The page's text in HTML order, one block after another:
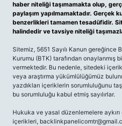
haber niteliği taşımamakta olup,
paylaşım yapılmamaktadır. Gerçek
benzerlikleri tamamen tesadüfidir.
halindedir ve tavsiye niteliği
Sitemiz, 5651 Sayılı Kanun gereğince
Kurumu (BTK) tarafından onaylanmış
vermektedir. Bu nedenle, sitedeki
veya araştırma yükümlülüğümüz
yazdıkları içeriklerin sorumluluğunu
bu sorumluluğu kabul etmiş sayılırlar.
Hukuka ve yasal düzenlemelere
içerikleri,